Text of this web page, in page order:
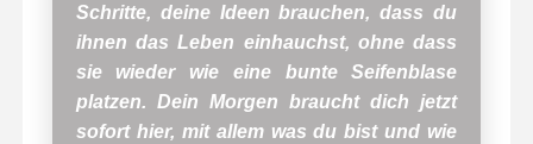
Schritte, deine Ideen brauchen, dass du
ihnen das Leben einhauchst, ohne dass
sie wieder wie eine bunte Seifenblase
platzen. Dein Morgen braucht dich jetzt
sofort hier, mit allem was du bist und wie